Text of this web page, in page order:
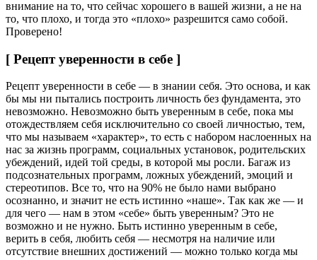
внимание на то, что сейчас хорошего в вашей жизни, а не на
то, что плохо, и тогда это «плохо» разрешится само собой.
Проверено!
[ Рецепт уверенности в себе ]
Рецепт уверенности в себе — в знании себя. Это основа, и как
бы мы ни пытались построить личность без фундамента, это
невозможно. Невозможно быть уверенным в себе, пока мы
отождествляем себя исключительно со своей личностью, тем,
что мы называем «характер», то есть с набором наслоенных на
нас за жизнь программ, социальных установок, родительских
убеждений, идей той среды, в которой мы росли. Багаж из
подсознательных программ, ложных убеждений, эмоций и
стереотипов. Все то, что на 90% не было нами выбрано
осознанно, и значит не есть истинно «наше». Так как же — и
для чего — нам в этом «себе» быть уверенным? Это не
возможно и не нужно. Быть истинно уверенным в себе,
верить в себя, любить себя — несмотря на наличие или
отсутствие внешних достижений — можно только когда мы